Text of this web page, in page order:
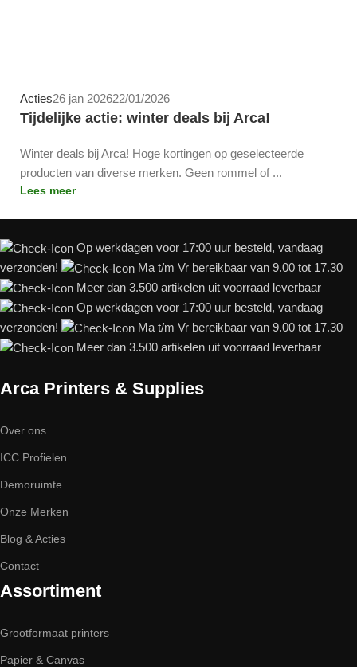
Acties26 jan 202622/01/2026
Tijdelijke actie: winter deals bij Arca!
Winter deals bij Arca! Hoge kortingen op geselecteerde
producten van diverse merken. Geen rommel of ...
Lees meer
Op werkdagen voor 17:00 uur besteld, vandaag
verzonden!
Ma t/m Vr bereikbaar van 9.00 tot 17.30
Meer dan 3.500 artikelen uit voorraad leverbaar
Op werkdagen voor 17:00 uur besteld, vandaag
verzonden!
Ma t/m Vr bereikbaar van 9.00 tot 17.30
Meer dan 3.500 artikelen uit voorraad leverbaar
Arca Printers & Supplies
Over ons
ICC Profielen
Demoruimte
Onze Merken
Blog & Acties
Contact
Assortiment
Grootformaat printers
Papier & Canvas